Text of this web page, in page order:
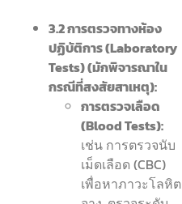
3.2 การตรวจทางห้อง
ปฏิบัติการ (Laboratory
Tests) (มักพิจารณาใน
กรณีที่สงสัยสาเหตุ):
การตรวจเลือด
(Blood Tests):
เช่น การตรวจนับ
เม็ดเลือด (CBC)
เพื่อหาภาวะโลหิต